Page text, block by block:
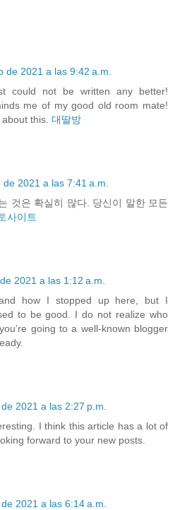
de 2021 a las 9:42 a.m.
could not be written any better!
me of my good old room mate!
this. 대딸방
2021 a las 7:41 a.m.
것은 확실히 많다. 당신이 말한 모든
사이트
2021 a las 1:12 a.m.
how I stopped up here, but I
to be good. I do not realize who
going to a well-known blogger
2021 a las 2:27 p.m.
I think this article has a lot of
forward to your new posts.
2021 a las 6:14 a.m.